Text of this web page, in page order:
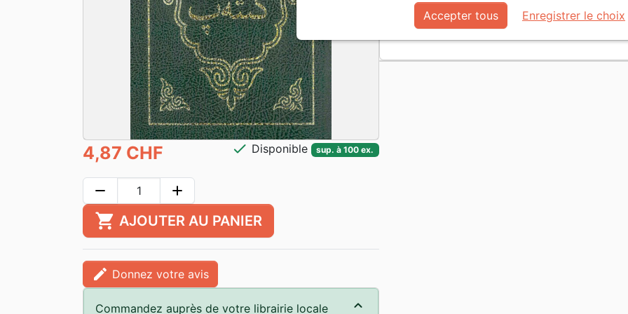
(région autonome du Xinjiang). Les
partie des minorités reconnues
4,87 CHF check Disponible sup. à 100 ex.
remove add
shopping_cart AJOUTER AU PANIER
edit Donnez votre avis
Commandez auprès de votre librairie locale
Accepter tous Enregistrer le choix